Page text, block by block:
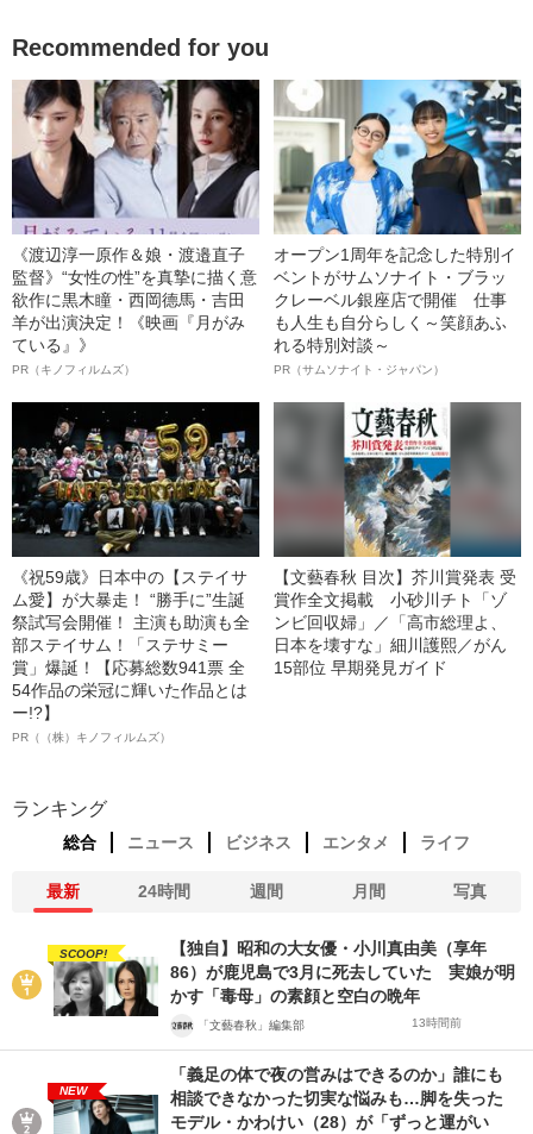
Recommended for you
《渡辺淳一原作＆娘・渡邉直子
監督》“女性の性”を真摯に描く意
欲作に黒木瞳・西岡德馬・吉田
羊が出演決定！《映画『月がみ
ている』》
PR（キノフィルムズ）
オープン1周年を記念した特別イ
ベントがサムソナイト・ブラッ
クレーベル銀座店で開催 仕事
も人生も自分らしく～笑顔あふ
れる特別対談～
PR（サムソナイト・ジャパン）
《祝59歳》日本中の【ステイサ
ム愛】が大暴走！ “勝手に”生誕
祭試写会開催！ 主演も助演も全
部ステイサム！「ステサミー
賞」爆誕！【応募総数941票 全
54作品の栄冠に輝いた作品とは
ー!?】
PR（（株）キノフィルムズ）
【文藝春秋 目次】芥川賞発表 受
賞作全文掲載 小砂川チト「ゾ
ンビ回収婦」／「高市総理よ、
日本を壊すな」細川護熙／がん
15部位 早期発見ガイド
ランキング
総合 ニュース ビジネス エンタメ ライフ
最新 24時間 週間 月間 写真
SCOOP!
【独自】昭和の大女優・小川真由美（享年
86）が鹿児島で3月に死去していた 実娘が明
かす「毒母」の素顔と空白の晩年
「文藝春秋」編集部 13時間前
NEW
「義足の体で夜の営みはできるのか」誰にも
相談できなかった切実な悩みも…脚を失った
モデル・かわけい（28）が「ずっと運がい